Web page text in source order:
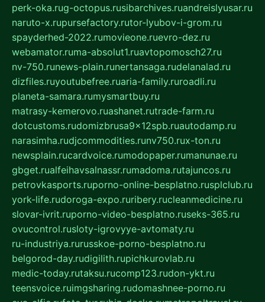
perk-oka.rug-octopus.rusibarchives.ruandreislyusar.ru
naruto-x.rupursefactory.rutor-lyubov-i-grom.ru
spayderhed-2022.rumovieone.ruevro-dez.ru
webamator.ruma-absolut1.ruavtopomosch27.ru
nv-750.runews-plain.runertansaga.rudelanalad.ru
dizfiles.ruyoutubefree.ruaria-family.ruroadli.ru
planeta-samara.rumysmartbuy.ru
matrasy-kemerovo.ruashanet.rutrade-farm.ru
dotcustoms.rudomizbrusa9x12spb.ruautodamp.ru
narasimha.rudjcommodities.runv750.rux-ton.ru
newsplain.rucardvoice.rumodopaper.rumanunae.ru
gbget.rualfeihavsalnassr.rumadoma.rutajuncos.ru
petrovkasports.ruporno-online-besplatno.rusplclub.ru
york-life.rudoroga-expo.ruribery.rucleanmedicine.ru
slovar-ivrit.ruporno-video-besplatno.ruseks-365.ru
ovucontrol.rusloty-igrovyye-avtomaty.ru
ru-industriya.rurusskoe-porno-besplatno.ru
belgorod-day.rudigilith.rupichkurovlab.ru
medic-today.rutaksu.rucomp123.rudon-ykt.ru
teensvoice.ruimgsharing.rudomashnee-porno.ru